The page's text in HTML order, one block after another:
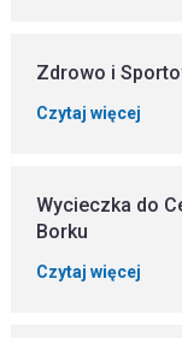
Zdrowo i
Czytaj więcej
Wycieczka do
Borku
Czytaj więcej